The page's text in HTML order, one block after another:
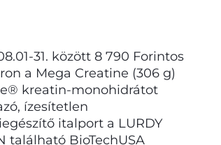
31. között 8 790 Forintos
a Mega Creatine (306 g)
kreatin-monohidrátot
ízesítetlen
italport a LURDY
található BioTechUSA